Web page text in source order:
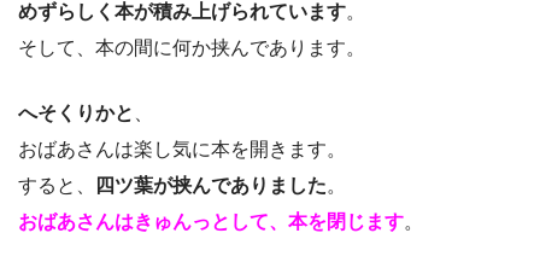
めずらしく本が積み上げられています。
そして、本の間に何か挟んであります。
へそくりかと
おばあさんは楽し気に本を開きます。
すると、
四ツ葉が挟んでありました。
おばあさんはきゅんっとして、本を閉じます。